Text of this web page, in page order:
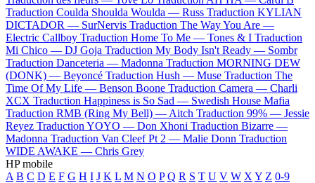
Traduction Coulda Shoulda Woulda — Russ Traduction KYLIAN
DICTADOR — SurNervis Traduction The Way You Are —
Electric Callboy Traduction Home To Me — Tones & I Traduction
Mi Chico — DJ Goja Traduction My Body Isn't Ready — Sombr
Traduction Danceteria — Madonna Traduction MORNING DEW
(DONK) — Beyoncé Traduction Hush — Muse Traduction The
Time Of My Life — Benson Boone Traduction Camera — Charli
XCX Traduction Happiness is So Sad — Swedish House Mafia
Traduction RMB (Ring My Bell) — Aitch Traduction 99% — Jessie
Reyez Traduction YOYO — Don Xhoni Traduction Bizarre —
Madonna Traduction Van Cleef Pt 2 — Malie Donn Traduction
WIDE AWAKE — Chris Grey
HP mobile
A B C D E F G H I J K L M N O P Q R S T U V W X Y Z 0-9